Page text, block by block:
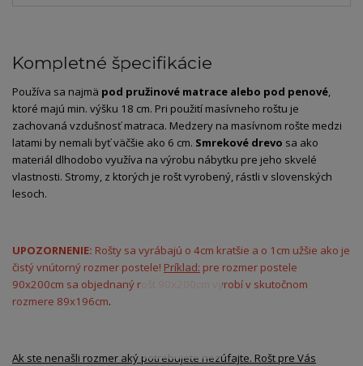
Kompletné špecifikácie
Používa sa najmä pod pružinové matrace alebo pod penové,
ktoré majú min. výšku 18 cm. Pri použití masívneho roštu je
zachovaná vzdušnosť matraca. Medzery na masívnom rošte medzi
latami by nemali byť väčšie ako 6 cm. Smrekové drevo sa ako
materiál dlhodobo využíva na výrobu nábytku pre jeho skvelé
vlastnosti. Stromy, z ktorých je rošt vyrobený, rástli v slovenských
lesoch.
UPOZORNENIE: Rošty sa vyrábajú o 4cm kratšie a o 1cm užšie ako je
čistý vnútorný rozmer postele! Príklad: pre rozmer postele
90x200cm sa objednaný rošt 90x200cm vyrobí v skutočnom
rozmere 89x196cm.
Ak ste nenašli rozmer aký potrebujete nezúfajte. Rošt pre Vás